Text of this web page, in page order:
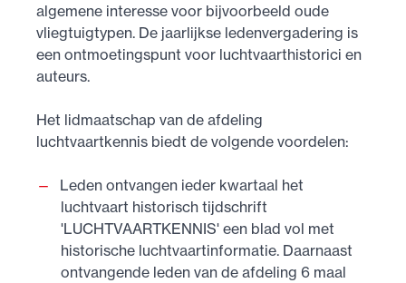
algemene interesse voor bijvoorbeeld oude
vliegtuigtypen. De jaarlijkse ledenvergadering is
een ontmoetingspunt voor luchtvaarthistorici en
auteurs.
Het lidmaatschap van de afdeling
luchtvaartkennis biedt de volgende voordelen:
Leden ontvangen ieder kwartaal het
luchtvaart historisch tijdschrift
'LUCHTVAARTKENNIS' een blad vol met
historische luchtvaartinformatie. Daarnaast
ontvangende leden van de afdeling 6 maal